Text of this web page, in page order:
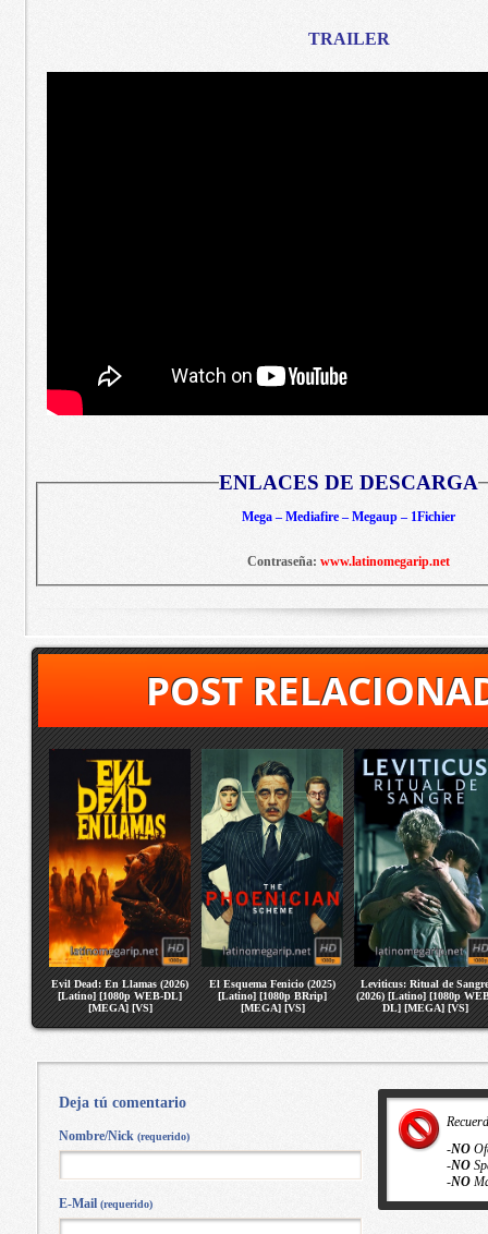
TRAILER
ENLACES DE DESCARGA
Mega – Mediafire – Megaup – 1Fichier
Contraseña: www.latinomegarip.net
POST
Evil Dead: En Llamas (2026)
[Latino] [1080p WEB-DL]
[MEGA] [VS]
El Esquema Fenicio (2025)
[Latino] [1080p BRrip]
[MEGA] [VS]
Leviticus: Ritual de Sangre
(2026) [Latino] [1080p
DL] [MEGA] [VS]
-NO
-NO
-NO
Deja tú comentario
Nombre/Nick (requerido)
E-Mail (requerido)